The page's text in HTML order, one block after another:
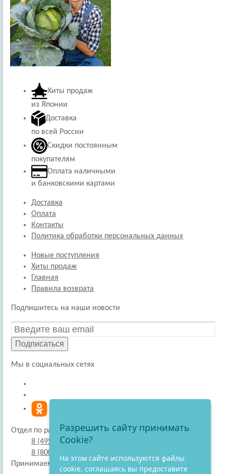
Хиты продаж
из Японии
Доставка
по всей России
Скидки постоянным
покупателям
Оплата наличными
и банковскими картами
Доставка
Оплата
Контакты
Политика обработки персональных данных
Новые поступления
Хиты продаж
Главная
Правила возврата
Подпишитесь на наши новости
Подписаться
Мы в социальных сетях
Отдел по работе с покупателями
8 (495) 220-51-30
8 (800) 707-27-19
Принимаем к оплате
Разрешить сайту принимать
Cookie?
На этом сайте используются файлы
cookie, соглашаясь вы предоставите